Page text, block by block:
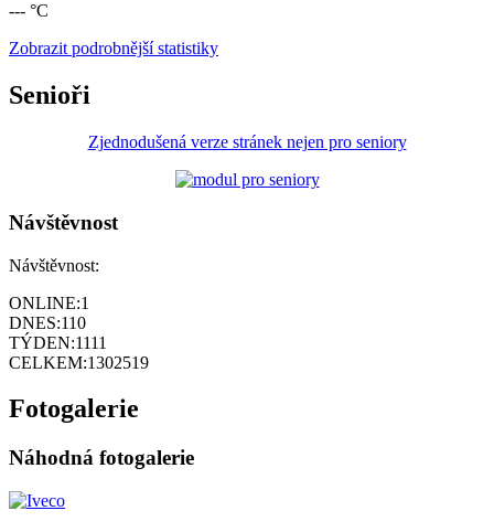
--- °C
Zobrazit podrobnější statistiky
Senioři
Zjednodušená verze stránek nejen pro seniory
Návštěvnost
Návštěvnost:
ONLINE:1
DNES:110
TÝDEN:1111
CELKEM:1302519
Fotogalerie
Náhodná fotogalerie